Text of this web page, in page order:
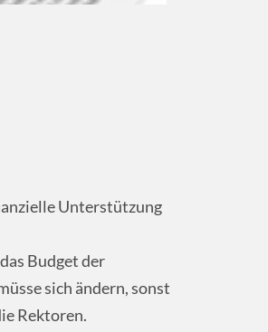
Unterstützung
Budget der
sich ändern, sonst
Rektoren.